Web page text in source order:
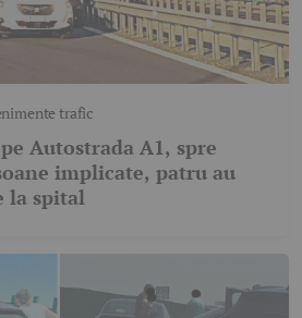
trafic
Autostrada A1, spre
implicate, patru au
la spital